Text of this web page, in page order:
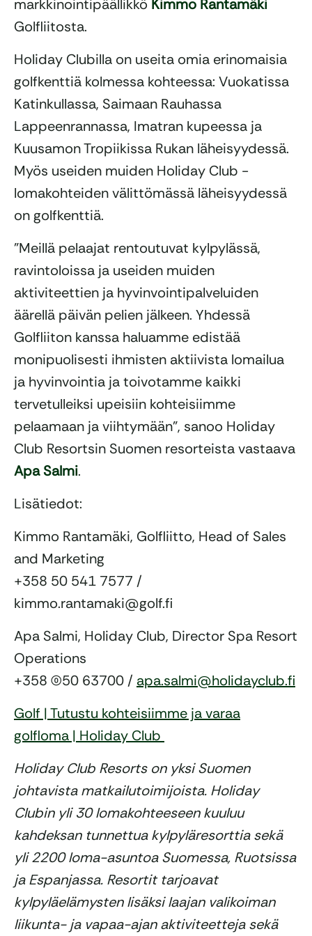
markkinointipäällikkö Kimmo Rantamäki
Golfliitosta.
Holiday Clubilla on useita omia erinomaisia
golfkenttiä kolmessa kohteessa: Vuokatissa
Katinkullassa, Saimaan Rauhassa
Lappeenrannassa, Imatran kupeessa ja
Kuusamon Tropiikissa Rukan läheisyydessä.
Myös useiden muiden Holiday Club -
lomakohteiden välittömässä läheisyydessä
on golfkenttiä.
”Meillä pelaajat rentoutuvat kylpylässä,
ravintoloissa ja useiden muiden
aktiviteettien ja hyvinvointipalveluiden
äärellä päivän pelien jälkeen. Yhdessä
Golfliiton kanssa haluamme edistää
monipuolisesti ihmisten aktiivista lomailua
ja hyvinvointia ja toivotamme kaikki
tervetulleiksi upeisiin kohteisiimme
pelaamaan ja viihtymään”, sanoo Holiday
Club Resortsin Suomen resorteista vastaava
Apa Salmi.
Lisätiedot:
Kimmo Rantamäki, Golfliitto, Head of Sales
and Marketing
+358 50 541 7577 /
kimmo.rantamaki@golf.fi
Apa Salmi, Holiday Club, Director Spa Resort
Operations
+358 (0)50 63700 / apa.salmi@holidayclub.fi
Golf | Tutustu kohteisiimme ja varaa
golfloma | Holiday Club
Holiday Club Resorts on yksi Suomen
johtavista matkailutoimijoista. Holiday
Clubin yli 30 lomakohteeseen kuuluu
kahdeksan tunnettua kylpyläresorttia sekä
yli 2200 loma-asuntoa Suomessa, Ruotsissa
ja Espanjassa. Resortit tarjoavat
kylpyläelämysten lisäksi laajan valikoiman
liikunta- ja vapaa-ajan aktiviteetteja sekä